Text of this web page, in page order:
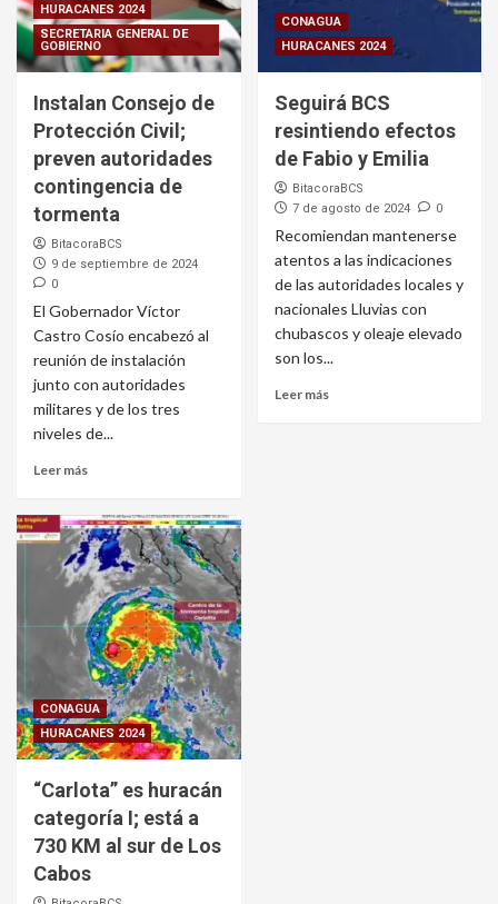
HURACANES 2024
SECRETARIA GENERAL DE
GOBIERNO
Instalan Consejo de
Protección Civil;
preven autoridades
contingencia de
tormenta
BitacoraBCS
9 de septiembre de 2024
0
El Gobernador Víctor
Castro Cosío encabezó al
reunión de instalación
junto con autoridades
militares y de los tres
niveles de...
Leer más
CONAGUA
HURACANES 2024
Seguirá BCS
resintiendo efectos
de Fabio y Emilia
BitacoraBCS
7 de agosto de 2024
0
Recomiendan mantenerse
atentos a las indicaciones
de las autoridades locales y
nacionales Lluvias con
chubascos y oleaje elevado
son los...
Leer más
CONAGUA
HURACANES 2024
“Carlota” es huracán
categoría I; está a
730 KM al sur de Los
Cabos